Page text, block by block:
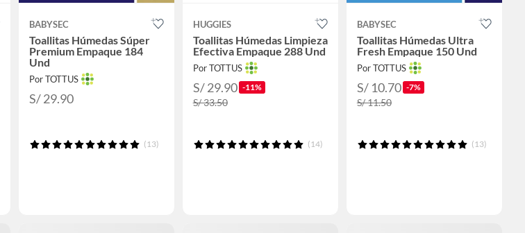
BABYSEC
Toallitas Húmedas Súper
Premium Empaque 184
Und
Por TOTTUS
S/ 29.90
(13)
HUGGIES
Toallitas Húmedas Limpieza
Efectiva Empaque 288 Und
Por TOTTUS
S/ 29.90 -11%
S/ 33.50
(14)
BABYSEC
Toallitas Húmedas Ultra
Fresh Empaque 150 Und
Por TOTTUS
S/ 10.70 -7%
S/ 11.50
(13)